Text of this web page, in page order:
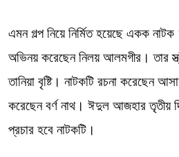
এমন গল্প নিয়ে নির্মিত হয়েছে একক
অভিনয় করেছেন নিলয় আলমগীর। তার
তানিয়া বৃষ্টি। নাটকটি রচনা করেছেন
করেছেন বর্ণ নাথ। ঈদুল আজহার তৃতীয়
প্রচার হবে নাটকটি।